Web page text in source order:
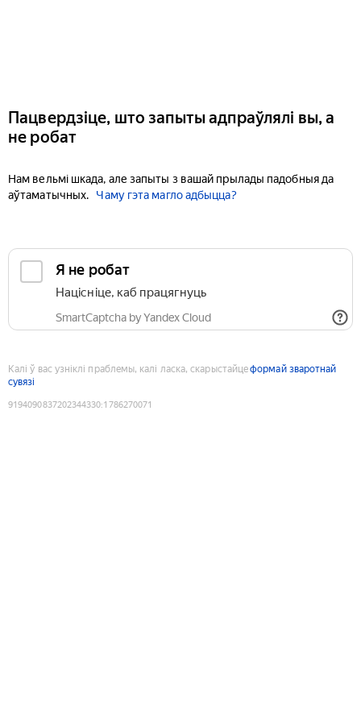
Пацвердзіце, што запыты адпраўлялі вы, а
не робат
Нам вельмі шкада, але запыты з вашай прылады падобныя да
аўтаматычных.
Чаму гэта магло адбыцца?
Я не робат
Націсніце, каб працягнуць
SmartCaptcha by Yandex Cloud
Калі ў вас узніклі праблемы, калі ласка, скарыстайцеформай зваротнай
сувязі
9194090837202344330:1786270071